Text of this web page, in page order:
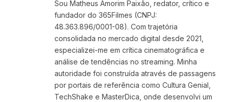
Sou Matheus Amorim Paixão, redator, crítico e
fundador do 365Filmes (CNPJ:
48.363.896/0001-08). Com trajetória
consolidada no mercado digital desde 2021,
especializei-me em crítica cinematográfica e
análise de tendências no streaming. Minha
autoridade foi construída através de passagens
por portais de referência como Cultura Genial,
TechShake e MasterDica, onde desenvolvi um